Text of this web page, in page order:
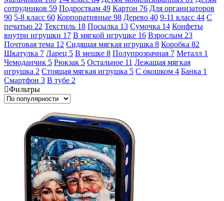
сотрудников 59 Подросткам 49 Картон 76 Для организаторов
90 5-8 класс 60 Корпоративные 98 Дерево 40 9-11 класс 44 С
печатью 22 Текстиль 18 Посылка 13 Сумочка 14 Конфеты
внутри игрушки 17 В мягкой игрушке 16 Взрослым 23
Почтовая тема 12 Сидящая мягкая игрушка 8 Коробка 82
Шкатулка 7 Ларец 5 В мешке 8 Полупрозрачная 7 Металл 1
Чемоданчик 5 Рюкзак 5 Остальное 11 Лежащая мягкая
игрушка 2 Стоящая мягкая игрушка 5 С окошком 4 Банка 1
Смартфон 3 В тубе 2
Фильтры